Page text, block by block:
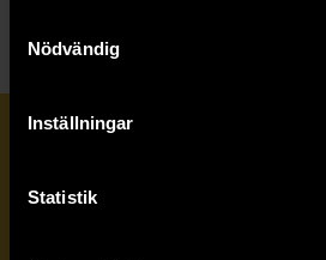
Nödvändig
Inställningar
Statistik
Prenumerera på